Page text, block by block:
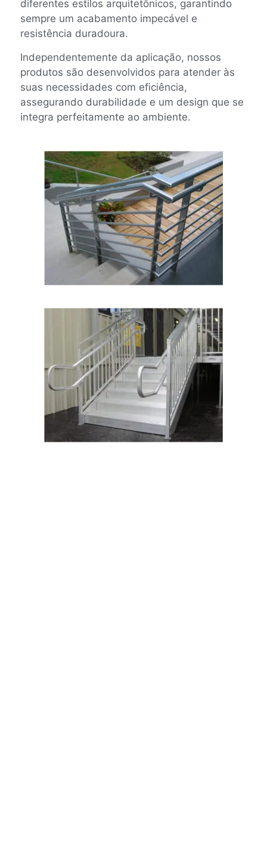
diferentes estilos arquitetônicos, garantindo
sempre um acabamento impecável e
resistência duradoura.
Independentemente da aplicação, nossos
produtos são desenvolvidos para atender às
suas necessidades com eficiência,
assegurando durabilidade e um design que se
integra perfeitamente ao ambiente.